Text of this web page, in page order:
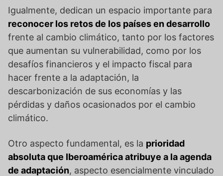
Igualmente, dedican un espacio importante para
reconocer los retos de los países en desarrollo
frente al cambio climático, tanto por los factores
que aumentan su vulnerabilidad, como por los
desafíos financieros y el impacto fiscal para
hacer frente a la adaptación, la
descarbonización de sus economías y las
pérdidas y daños ocasionados por el cambio
climático.
Otro aspecto fundamental, es la prioridad
absoluta que Iberoamérica atribuye a la agenda
de adaptación, aspecto esencialmente vinculado